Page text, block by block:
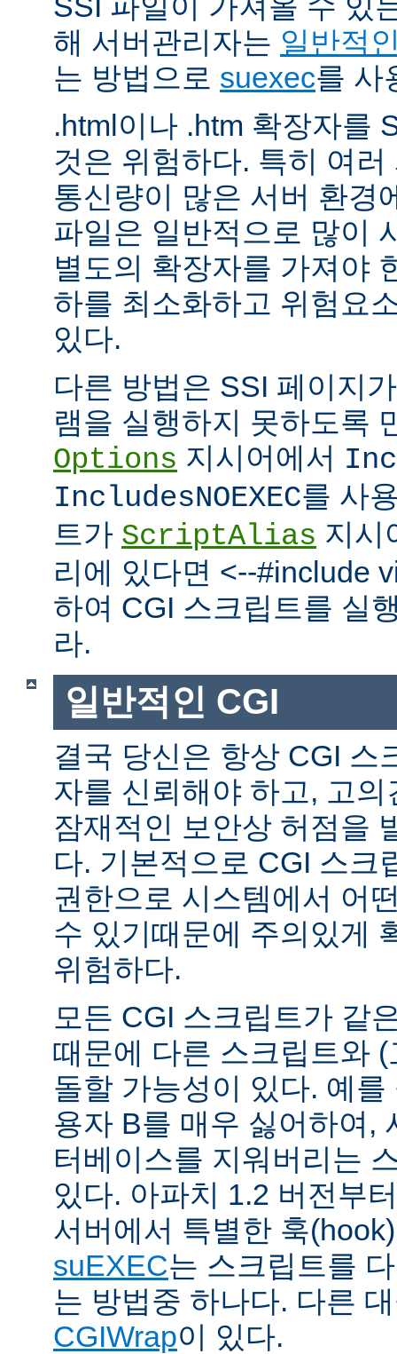
해 서버관리자는 일반적
는 방법으로 suexec를 사
.html이나 .htm 확장자를
것은 위험하다. 특히 여
통신량이 많은 서버 환경
파일은 일반적으로 많이
별도의 확장자를 가져야
하를 최소화하고 위험요
있다.
다른 방법은 SSI 페이지
램을 실행하지 못하도록
Options 지시어에서
IncludesNOEXEC를 사
트가 ScriptAlias 지시
리에 있다면 <--#include
하여 CGI 스크립트를 실
라.
일반적인 CGI
결국 당신은 항상 CGI 스
자를 신뢰해야 하고, 고
잠재적인 보안상 허점을
다. 기본적으로 CGI 스크
권한으로 시스템에서 어
수 있기때문에 주의있게
위험하다.
모든 CGI 스크립트가 같
때문에 다른 스크립트와
돌할 가능성이 있다. 예
용자 B를 매우 싫어하여,
터베이스를 지워버리는
있다. 아파치 1.2 버전부
서버에서 특별한 훅
suEXEC는 스크립트를
는 방법중 하나다. 다른
CGIWrap이 있다.